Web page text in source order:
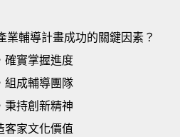
業輔導計畫成功的關鍵因素？
確實掌握進度
組成輔導團隊
秉持創新精神
客家文化價值